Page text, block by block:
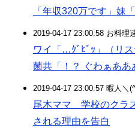
「年収320万です」妹
2019-04-17 23:00:58 お料理
ワイ「…ｸﾞﾋﾞｯ」（リ
菌共「！？ ぐわぁああ
2019-04-17 23:00:57 暇人＼
尾木ママ 学校のクラ
される理由を告白